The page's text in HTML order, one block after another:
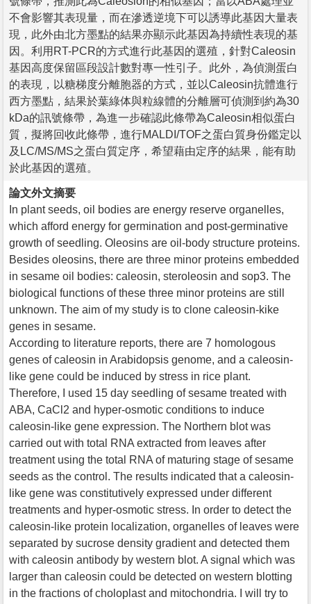
不會影響其表現量，而在滲透逆境下可以誘導此基因大量表
現，此外由北方墨點的結果亦顯示此基因為持續性表現的基
因。利用RT-PCR的方式進行此基因的選殖，針對Caleosin
基因高度保留區段設計數對專一性引子。此外，為偵測蛋白
的表現，以糖梯度分離胞器的方式，並以Caleosin抗體進行
西方墨點，結果於葉綠体與粒線體的分離層可偵測到約為30
kDa的訊號條帶，為進一步確認此條帶為Caleosin相似蛋白
質，擬將回收此條帶，進行MALDI/TOF之蛋白質身份鑑定以
及LC/MS/MS之蛋白質定序，希望藉由定序的結果，能有助
於此基因的選殖。
論文外文摘要
In plant seeds, oil bodies are energy reserve organelles,
which afford energy for germination and post-germinative
growth of seedling. Oleosins are oil-body structure proteins.
Besides oleosins, there are three minor proteins embedded
in sesame oil bodies: caleosin, steroleosin and sop3. The
biological functions of these three minor proteins are still
unknown. The aim of my study is to clone caleosin-kike
genes in sesame.
According to literature reports, there are 7 homologous
genes of caleosin in Arabidopsis genome, and a caleosin-
like gene could be induced by stress in rice plant.
Therefore, I used 15 day seedling of sesame treated with
ABA, CaCl2 and hyper-osmotic conditions to induce
caleosin-like gene expression. The Northern blot was
carried out with total RNA extracted from leaves after
treatment using the total RNA of maturing stage of sesame
seeds as the control. The results indicated that a caleosin-
like gene was constitutively expressed under different
treatments and hyper-osmotic stress. In order to detect the
caleosin-like protein localization, organelles of leaves were
separated by sucrose density gradient and detected them
with caleosin antibody by western blot. A signal which was
larger than caleosin could be detected on western blotting
in the fractions of choloplast and mitochondria. I will try to